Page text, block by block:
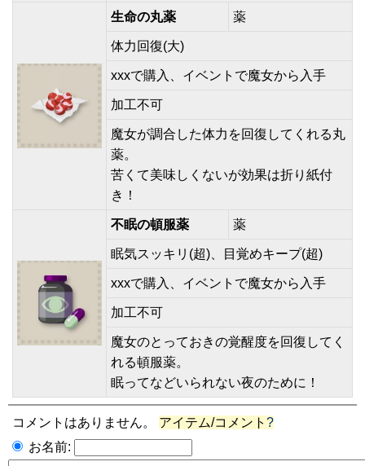
生命の丸薬 薬
体力回復(大)
xxxで購入、イベントで魔女から入手
加工不可
魔女が調合した体力を回復してくれる丸
薬。
苦くて美味しくないが効果は折り紙付
き！
不眠の頓服薬 薬
眠気スッキリ(超)、目覚めキープ(超)
xxxで購入、イベントで魔女から入手
加工不可
魔女のとっておきの覚醒度を回復してく
れる頓服薬。
眠ってなどいられない夜のために！
コメントはありません。 アイテム/コメント ?
お名前: